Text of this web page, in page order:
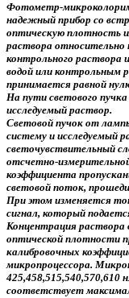
Фотометр-
надежный прибор со
оптическую плотность
раствора относительно
контрольного раствора
водой или контрольным
принимается равной
На пути светового
исследуемый раствор.
Световой пучок от
систему и исследуемый
светочувствительный
отсчетно-
коэффициента
световой поток,
При этом изменяется
сигнал, который
Концентрация раствора
оптической плотности
калибровочных
микропроцессора.
425,458,515,540,570,610
соответствует